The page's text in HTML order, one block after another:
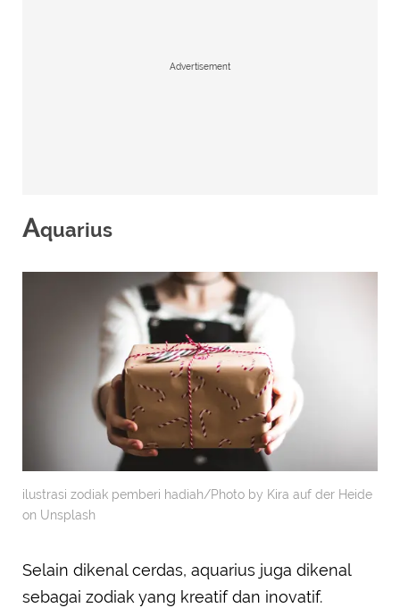
Advertisement
Aquarius
ilustrasi zodiak pemberi hadiah/Photo by Kira auf der Heide
on Unsplash
Selain dikenal cerdas, aquarius juga dikenal
sebagai zodiak yang kreatif dan inovatif.